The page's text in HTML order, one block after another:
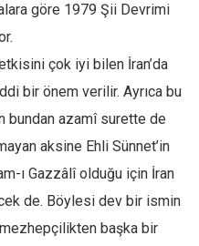
göre 1979 Şii Devrimi
çok iyi bilen İran’da
bir önem verilir. Ayrıca bu
bundan azamî surette de
aksine Ehli Sünnet’in
ı Gazzâlî olduğu için İran
de. Böylesi dev bir ismin
başka bir